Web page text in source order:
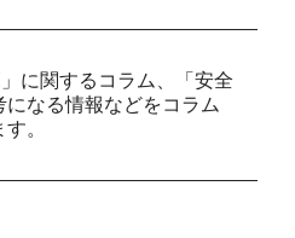
に関するコラム、「安全
なる情報などをコラム
。